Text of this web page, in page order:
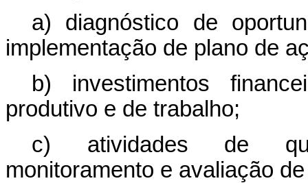
a) diagnóstico de
implementação de plano de
b) investimentos
produtivo e de trabalho;
c) atividades de
monitoramento e avaliação